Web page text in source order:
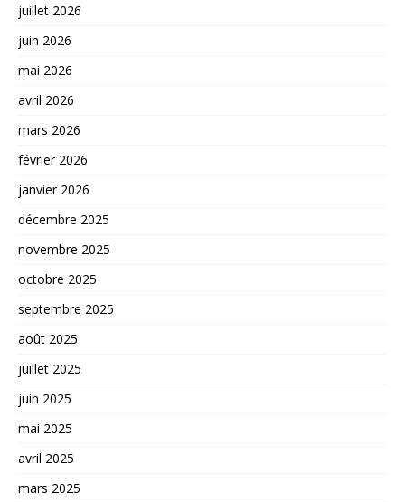
juillet 2026
juin 2026
mai 2026
avril 2026
mars 2026
février 2026
janvier 2026
décembre 2025
novembre 2025
octobre 2025
septembre 2025
août 2025
juillet 2025
juin 2025
mai 2025
avril 2025
mars 2025